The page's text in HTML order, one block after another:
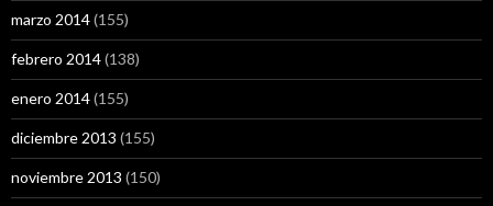
marzo 2014(155)
febrero 2014(138)
enero 2014(155)
diciembre 2013 (155)
noviembre 2013 (150)